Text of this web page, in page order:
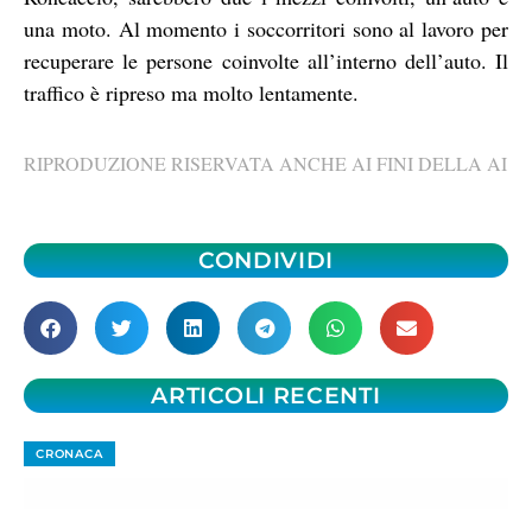
una moto. Al momento i soccorritori sono al lavoro per
recuperare le persone coinvolte all’interno dell’auto. Il
traffico è ripreso ma molto lentamente.
RIPRODUZIONE RISERVATA ANCHE AI FINI DELLA AI
CONDIVIDI
ARTICOLI RECENTI
CRONACA